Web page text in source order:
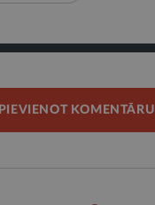
PIEVIENOT KOMENTĀRU